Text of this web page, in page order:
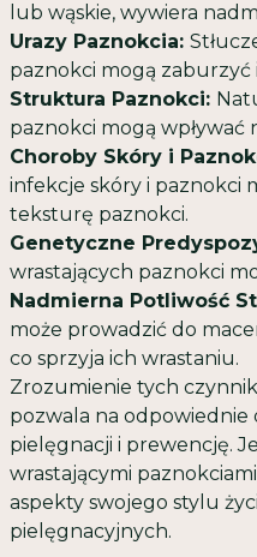
lub wąskie, wywiera
Urazy Paznokcia:
paznokci mogą
Struktura Paznokci:
paznokci mogą wpływać
Choroby Skóry i
infekcje skóry i paznokci
teksturę paznokci.
Genetyczne
wrastających paznokci
Nadmierna Potliwość
może prowadzić do
co sprzyja ich wrastaniu.
Zrozumienie tych
pozwala na odpowiednie
pielęgnacji i prewencję.
wrastającymi
aspekty swojego stylu
pielęgnacyjnych.